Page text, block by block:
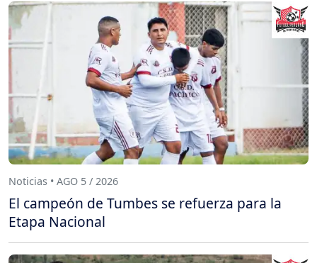
Noticias • AGO 5 / 2026
El campeón de Tumbes se refuerza para la
Etapa Nacional